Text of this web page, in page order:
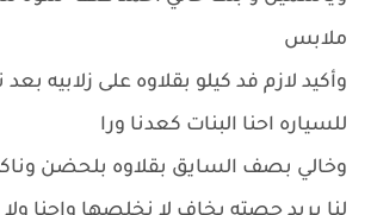
ملابس
وأكيد لازم فد كيلو بقلاوه على زلابيه
للسياره احنا البنات كعدنا ورا
وخالي بصف السايق بقلاوه بلحضن